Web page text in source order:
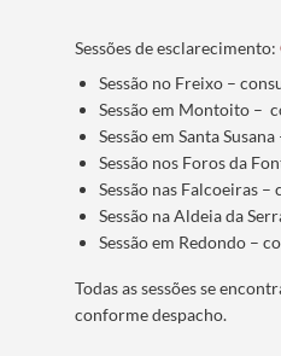
Sessões de esclarecimento:
Sessão no Freixo –
Sessão em Montoito –
Sessão em Santa
Sessão nos Foros da
Sessão nas Falcoeiras
Sessão na Aldeia da
Sessão em Redondo –
Todas as sessões se
conforme despacho.